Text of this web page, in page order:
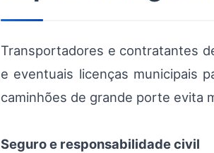
Transportadores e contratantes
e eventuais licenças municipais
caminhões de grande porte evita
Seguro e responsabilidade civil